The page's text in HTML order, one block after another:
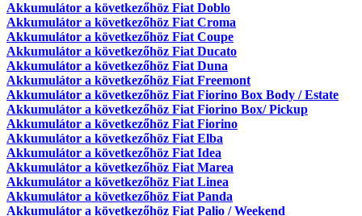
Akkumulátor a következőhöz Fiat Doblo
Akkumulátor a következőhöz Fiat Croma
Akkumulátor a következőhöz Fiat Coupe
Akkumulátor a következőhöz Fiat Ducato
Akkumulátor a következőhöz Fiat Duna
Akkumulátor a következőhöz Fiat Freemont
Akkumulátor a következőhöz Fiat Fiorino Box Body / Estate
Akkumulátor a következőhöz Fiat Fiorino Box/ Pickup
Akkumulátor a következőhöz Fiat Fiorino
Akkumulátor a következőhöz Fiat Elba
Akkumulátor a következőhöz Fiat Idea
Akkumulátor a következőhöz Fiat Marea
Akkumulátor a következőhöz Fiat Linea
Akkumulátor a következőhöz Fiat Panda
Akkumulátor a következőhöz Fiat Palio / Weekend